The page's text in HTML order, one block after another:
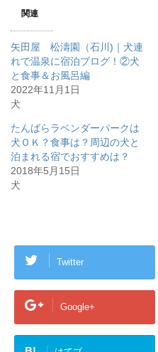
関連
矢田屋 松濤園（石川)｜犬連
れで温泉に宿泊ブログ！②犬
と食事＆お風呂編
2022年11月1日
犬
たんばらラベンダーパークは
犬ＯＫ？食事は？周辺の犬と
泊まれる宿でおすすめは？
2018年5月15日
犬
Twitter
Google+